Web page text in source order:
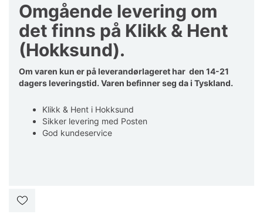
Omgående levering om
det finns på Klikk & Hent
(Hokksund).
Om varen kun er på leverandørlageret har den 14-21
dagers leveringstid. Varen befinner seg da i Tyskland.
Klikk & Hent i Hokksund
Sikker levering med Posten
God kundeservice